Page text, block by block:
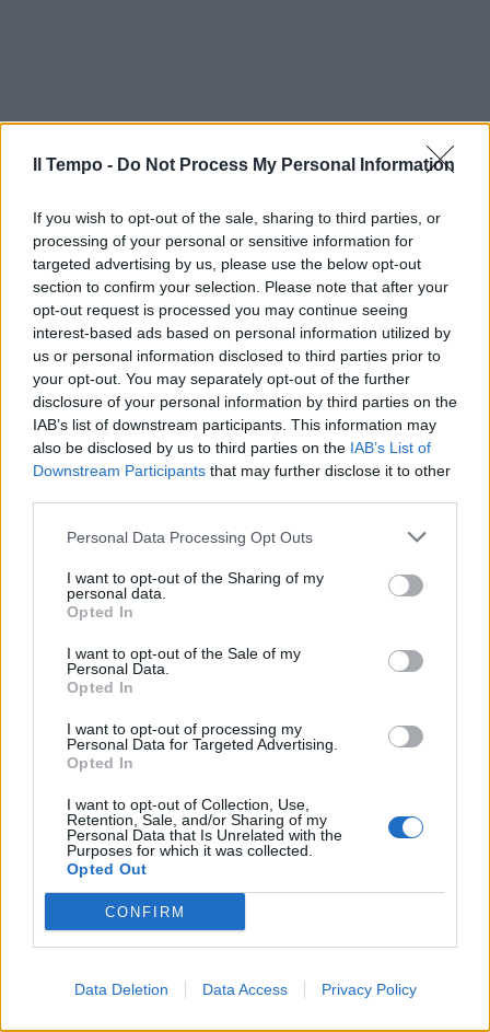
Il Tempo - Do Not Process My Personal Information
If you wish to opt-out of the sale, sharing to third parties, or
processing of your personal or sensitive information for
targeted advertising by us, please use the below opt-out
section to confirm your selection. Please note that after your
opt-out request is processed you may continue seeing
interest-based ads based on personal information utilized by
us or personal information disclosed to third parties prior to
your opt-out. You may separately opt-out of the further
disclosure of your personal information by third parties on the
IAB’s list of downstream participants. This information may
also be disclosed by us to third parties on the IAB’s List of
Downstream Participants that may further disclose it to other
Personal Data Processing Opt Outs
I want to opt-out of the Sharing of my
personal data.
Opted In
I want to opt-out of the Sale of my
Personal Data.
Opted In
I want to opt-out of processing my
Personal Data for Targeted Advertising.
Opted In
I want to opt-out of Collection, Use,
Retention, Sale, and/or Sharing of my
Personal Data that Is Unrelated with the
Purposes for which it was collected.
Opted Out
CONFIRM
Data Deletion Data Access Privacy Policy